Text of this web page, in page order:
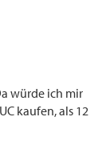
würde ich mir
kaufen, als 12